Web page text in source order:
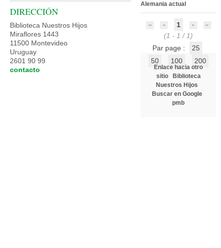
Alemania actual
1
(1 - 1 / 1)
Par page :
25
50
100 200
Enlace hacia otro
sitio
Biblioteca
Nuestros Hijos
Buscar en Google
pmb
DIRECCIÓN
Biblioteca Nuestros Hijos
Miraflores 1443
11500 Montevideo
Uruguay
2601 90 99
contacto